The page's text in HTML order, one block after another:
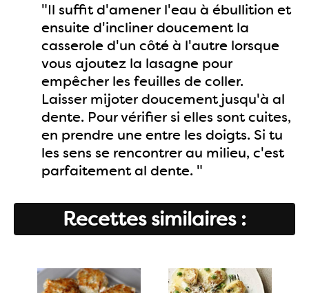
"Il suffit d'amener l'eau à ébullition et
ensuite d'incliner doucement la
casserole d'un côté à l'autre lorsque
vous ajoutez la lasagne pour
empêcher les feuilles de coller.
Laisser mijoter doucement jusqu'à al
dente. Pour vérifier si elles sont cuites,
en prendre une entre les doigts. Si tu
les sens se rencontrer au milieu, c'est
parfaitement al dente. "
Recettes similaires :